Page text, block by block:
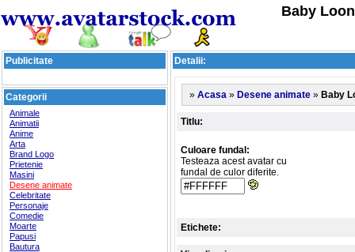
Baby
Publicitate
Categorii
Animale
Animatii
Anime
Arta
Brand Logo
Prietenie
Masini
Desene animate
Celebritate
Personaje
Comedie
Moarte
Papusi
Bautura
Detalii:
» Acasa » Desene animate » Baby
Titlu:
Culoare fundal:
Testeaza acest avatar cu
fundal de culor diferite.
Etichete: